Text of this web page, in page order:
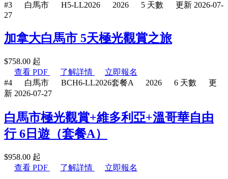
#3
白馬市 H5-LL2026 2026 5 天數
更新 2026-07-
27
加拿大白馬市 5天極光觀賞之旅
$758.00 起
查看 PDF
了解詳情
立即報名
#4
白馬市 BCH6-LL2026套餐A 2026 6 天數
更
新 2026-07-27
白馬市極光觀賞+維多利亞+溫哥華自由
行 6日遊（套餐A）
$958.00 起
查看 PDF
了解詳情 立即報名